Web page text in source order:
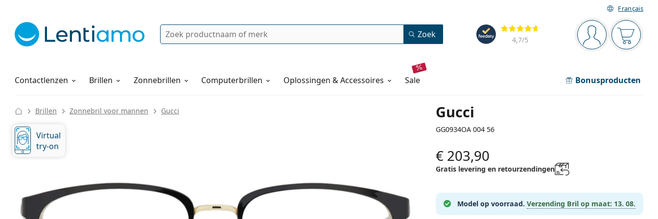
Français
Navigatie
Je bent ingelogd
Jouw
Beoordelingen
4,7/5
Zoek Zoek
Contactlenzen
Lenzenvloeistoffen Brillen Zonnebrillen Computerbrillen Oplossingen & Accessoires sale Bonusproducten
Hoe bestellen
Gucci
GG0934OA 004 56
Brillen Zonnebril voor mannen Gucci
Virtual
try-on
€ 203,90
Gratis levering en retourzendingen
Model op voorraad. Verzending Bril op maat: 13. 08.